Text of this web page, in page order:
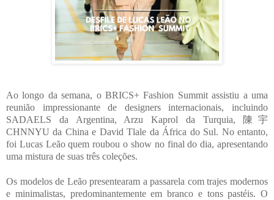
Ao longo da semana, o BRICS+ Fashion Summit assistiu a uma
reunião impressionante de designers internacionais, incluindo
SADAELS da Argentina, Arzu Kaprol da Turquia, 陳宇
CHNNYU da China e David Tlale da África do Sul. No entanto,
foi Lucas Leão quem roubou o show no final do dia, apresentando
uma mistura de suas três coleções.
Os modelos de Leão presentearam a passarela com trajes modernos
e minimalistas, predominantemente em branco e tons pastéis. O